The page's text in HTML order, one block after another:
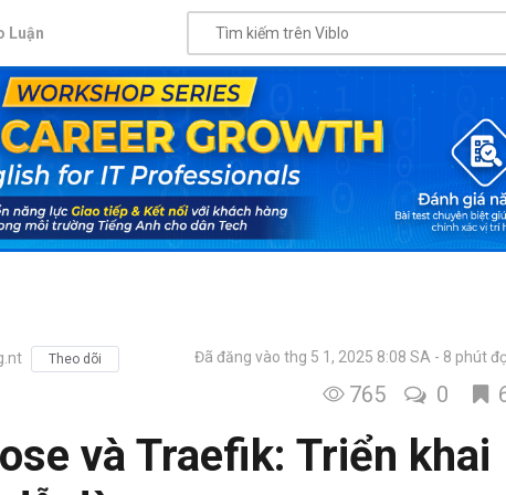
Luận
Theo dõi Đã đăng vào thg 5 1, 2025 8:08 SA 8 phút
765 0
và Traefik: Triển khai